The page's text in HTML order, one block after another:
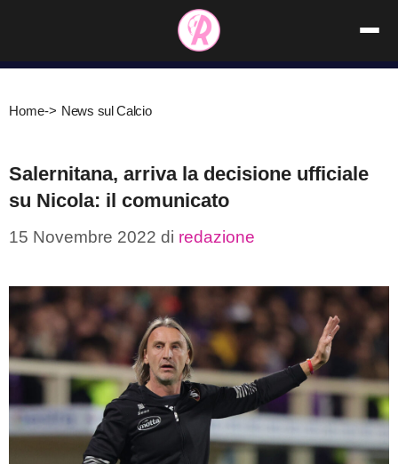
contenuto
Home-> News sul Calcio
Salernitana, arriva la decisione ufficiale
su Nicola: il comunicato
15 Novembre 2022 di redazione